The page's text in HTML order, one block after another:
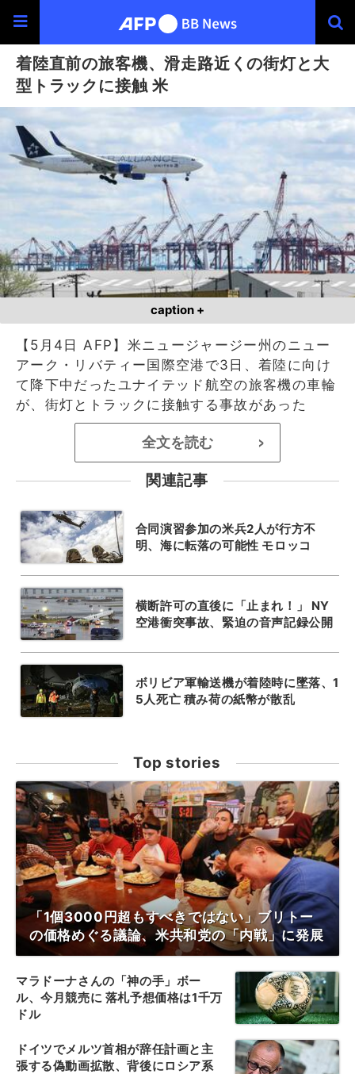
着陸直前の旅客機、滑走路近くの街灯と大
型トラックに接触 米
caption +
【5月4日 AFP】米ニュージャージー州のニュー
アーク・リバティー国際空港で3日、着陸に向け
て降下中だったユナイテッド航空の旅客機の車輪
が、街灯とトラックに接触する事故があった
全文を読む >
関連記事
合同演習参加の米兵2人が行方不
明、海に転落の可能性 モロッコ
横断許可の直後に「止まれ！」 NY
空港衝突事故、緊迫の音声記録公開
ボリビア軍輸送機が着陸時に墜落、1
5人死亡 積み荷の紙幣が散乱
Top stories
「1個3000円超もすべきではない」ブリトー
の価格めぐる議論、米共和党の「内戦」に発展
マラドーナさんの「神の手」ボー
ル、今月競売に 落札予想価格は1千万
ドル
ドイツでメルツ首相が辞任計画と主
張する偽動画拡散、背後にロシア系